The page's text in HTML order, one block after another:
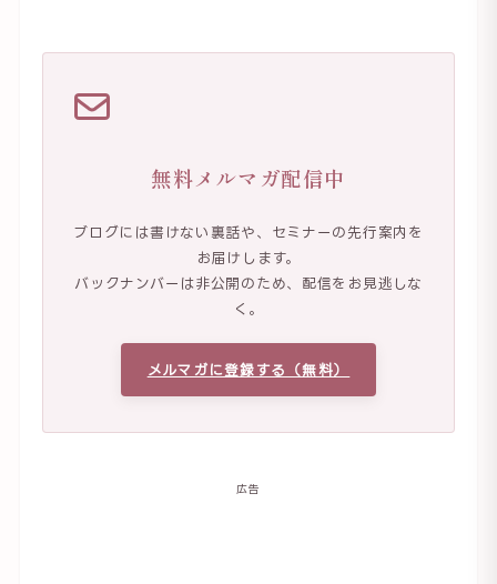
無料メルマガ配信中
ブログには書けない裏話や、セミナーの先行案内を
お届けします。
バックナンバーは非公開のため、配信をお見逃しな
く。
メルマガに登録する（無料）
広告